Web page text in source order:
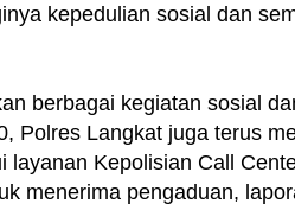
kepedulian sosial dan
berbagai kegiatan sosial
Polres Langkat juga terus
layanan Kepolisian Call
menerima pengaduan,